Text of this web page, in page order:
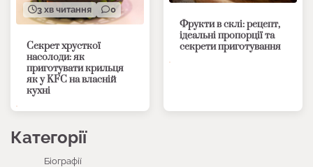
3 хв читання 0
Секрет хрусткої
насолоди: як
приготувати крильця
як у KFC на власній
кухні
Фрукти в склі: рецепт,
ідеальні пропорції та
секрети приготування
Категорії
Біографії